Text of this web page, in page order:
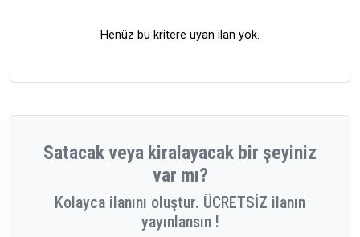
Henüz bu kritere uyan ilan yok.
Satacak veya kiralayacak bir şeyiniz
var mı?
Kolayca ilanını oluştur. ÜCRETSİZ ilanın
yayınlansın !